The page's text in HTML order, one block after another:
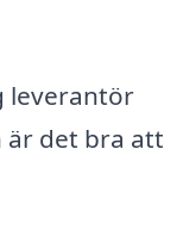
leverantör
är det bra att